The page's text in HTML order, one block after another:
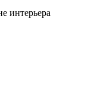
интерьера